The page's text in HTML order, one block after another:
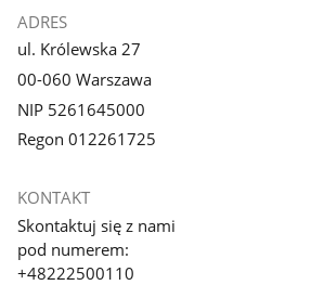
ADRES
ul. Królewska 27
00-060 Warszawa
NIP 5261645000
Regon 012261725
KONTAKT
Skontaktuj się z nami
pod numerem:
+48222500110